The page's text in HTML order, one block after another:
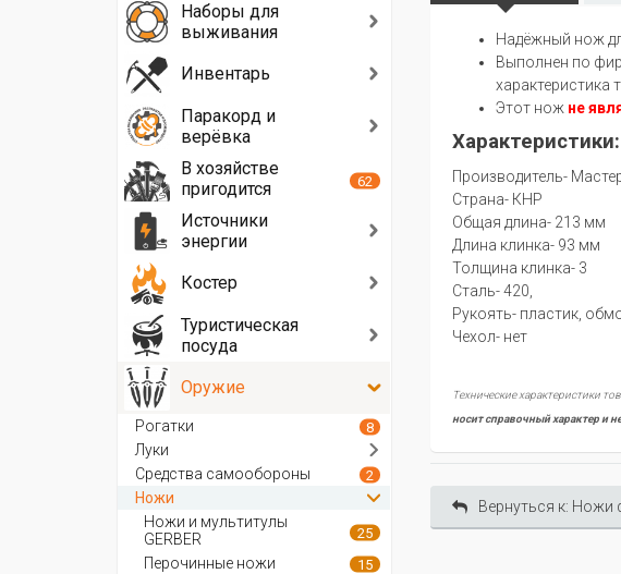
Надёжный нож
Выполнен по
Этот нож не
Характеристики:
Производитель-
Страна- КНР
Oбщая длина- 213 мм
Длина клинка- 93 мм
Толщина клинка- 3
Сталь- 420,
Рукоять- пластик,
Чехол- нет
Технические характеристики
носит справочный характер и
Вернуться к: Ножи
Наборы для
выживания
Инвентарь
Паракорд и
верёвка
В хозяйстве
пригодится
62
Источники
энергии
Костер
Туристическая
посуда
Оружие
Рогатки 8
Луки
Средства самообороны
2
Ножи
Ножи и мультитулы
GERBER
25
Перочинные ножи 15